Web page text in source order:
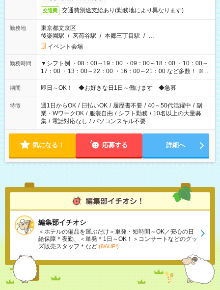
交通費 交通費別途支給あり(勤務地により異なります)
勤務地
東京都文京区
後楽園駅 / 茗荷谷駅 / 本郷三丁目駅 / …
イベント会場
勤務時間
▼シフト例 ・08：00～19：00 ・09：00～18：00 ・10：00～
17：00 ・13：00～22：00 ・16：00～21：00 など多数！ ※お
仕事により勤務時間が異なります
期間 即日～OK！ ◆お好きな日1日～働けます ◆急募
特徴 週1日からOK / 日払いOK / 履歴書不要 / 40～50代活躍中 / 副
業・WワークOK / 服装自由 / シフト勤務 / 10名以上の大量募
集 / 電話対応なし / パソコンスキル不要
気になる！ 応募する 詳細へ
編集部イチオシ
＜ホテルの備品を運ぶだけ＞単発・短時間～OK／安心の日
給保障＊夜勤、＜単発＊1日～OK！＞コンサートなどのグッ
ズ販売スタッフ＊など (8/6UP!)